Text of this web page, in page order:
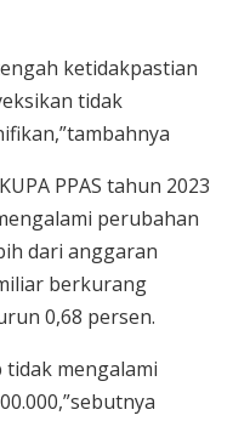
ketidakpastian
tidak
PPAS tahun 2023
perubahan
dari anggaran
berkurang
0,68 persen.
tidak mengalami